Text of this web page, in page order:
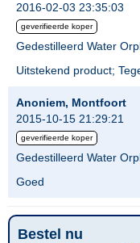
2016-02-03 23:35:03
geverifieerde koper
Gedestilleerd Water
Uitstekend product;
Anoniem, Montfoort
2015-10-15 21:29:21
geverifieerde koper
Gedestilleerd Water
Goed
Bestel nu